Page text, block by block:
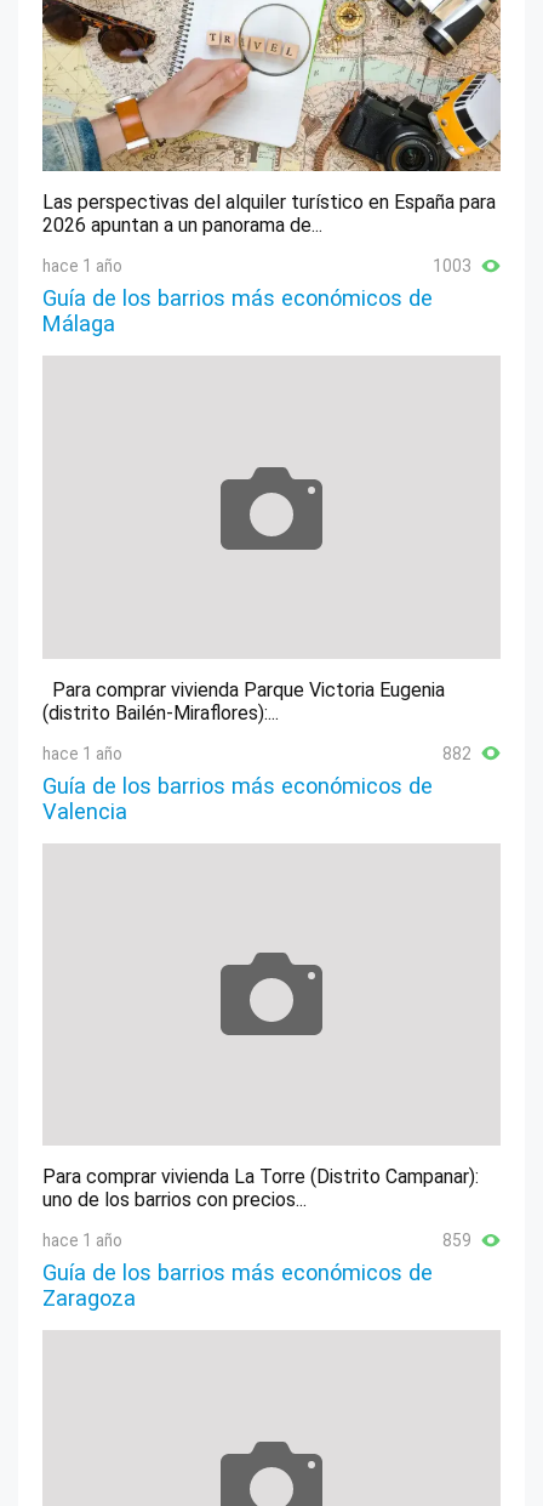
Las perspectivas del alquiler turístico en España para
2026 apuntan a un panorama de...
hace 1 año 1003
Guía de los barrios más económicos de
Málaga
Para comprar vivienda Parque Victoria Eugenia
(distrito Bailén-Miraflores):...
hace 1 año 882
Guía de los barrios más económicos de
Valencia
Para comprar vivienda La Torre (Distrito Campanar):
uno de los barrios con precios...
hace 1 año 859
Guía de los barrios más económicos de
Zaragoza